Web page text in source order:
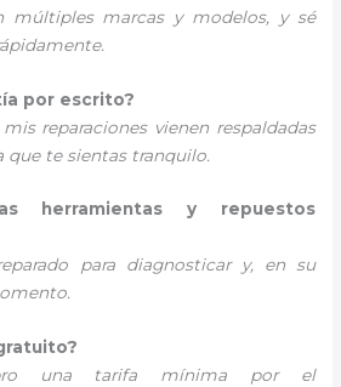
múltiples marcas y modelos, y sé
por escrito?
reparaciones vienen respaldadas
que te sientas tranquilo.
herramientas y repuestos
para diagnosticar y, en su
una tarifa mínima por el